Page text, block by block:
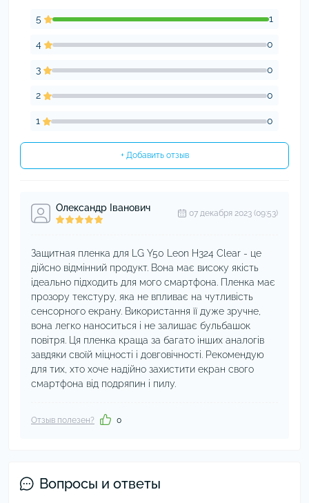
5 1
4 0
3 0
2 0
1 0
+ Добавить отзыв
Олександр Іванович 07 декабря 2023 (09:53)
Защитная пленка для LG Y50 Leon H324 Clear - це
дійсно відмінний продукт. Вона має високу якість
ідеально підходить для мого смартфона. Пленка має
прозору текстуру, яка не впливає на чутливість
сенсорного екрану. Використання її дуже зручне,
вона легко наноситься і не залишає бульбашок
повітря. Ця пленка краща за багато інших аналогів
завдяки своїй міцності і довговічності. Рекомендую
для тих, хто хоче надійно захистити екран свого
смартфона від подряпин і пилу.
Отзыв полезен? 0
Вопросы и ответы